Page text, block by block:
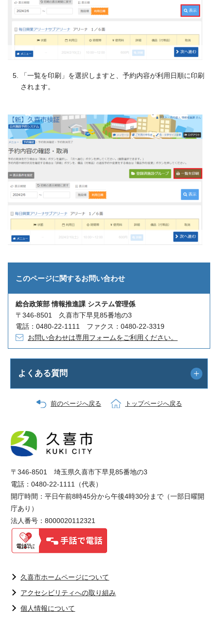
「一覧を印刷」を選択しますと、予約内容が利用日順に印刷
されます。
このページに関するお問い合わせ
総合政策部 情報推進課 システム管理係
〒346-8501 久喜市下早見85番地の3
電話：0480-22-1111 ファクス：0480-22-3319
お問い合わせは専用フォームをご利用ください。
よくある質問
前のページへ戻る トップページへ戻る
〒346-8501 埼玉県久喜市下早見85番地の3
電話：0480-22-1111（代表）
開庁時間：平日午前8時45分から午後4時30分まで（一部日曜開
庁あり）
法人番号：8000020112321
久喜市ホームページについて
アクセシビリティへの取り組み
個人情報について